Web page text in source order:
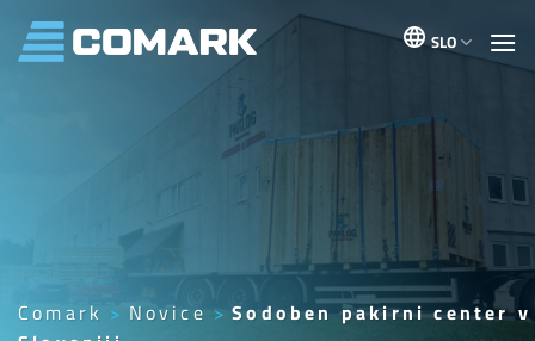
SLO
Comark Novice
Sodoben pakirni center v